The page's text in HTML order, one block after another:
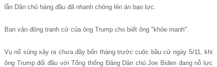
ẫn Dân chủhàng đầu đãnhanh chóng l ên án bạo l ực.
Ban vận động tranh cửcủa ông Trump cho biết ông "khỏe mạnh".
Vụnổ súng xảy ra chưađầy bốn tháng trước cuộc bầu cử ngày 5/11, khi
ông Trumpđối đầu với Tổng thống Đảng Dân chủJoe Biden đang nỗ lực